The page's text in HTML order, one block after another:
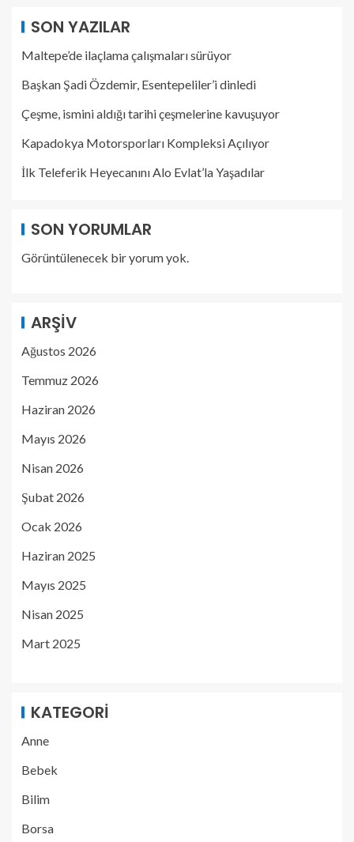
SON YAZILAR
Maltepe’de ilaçlama çalışmaları sürüyor
Başkan Şadi Özdemir, Esentepeliler’i dinledi
Çeşme, ismini aldığı tarihi çeşmelerine kavuşuyor
Kapadokya Motorsporları Kompleksi Açılıyor
İlk Teleferik Heyecanını Alo Evlat’la Yaşadılar
SON YORUMLAR
Görüntülenecek bir yorum yok.
ARŞIV
Ağustos 2026
Temmuz 2026
Haziran 2026
Mayıs 2026
Nisan 2026
Şubat 2026
Ocak 2026
Haziran 2025
Mayıs 2025
Nisan 2025
Mart 2025
KATEGORI
Anne
Bebek
Bilim
Borsa